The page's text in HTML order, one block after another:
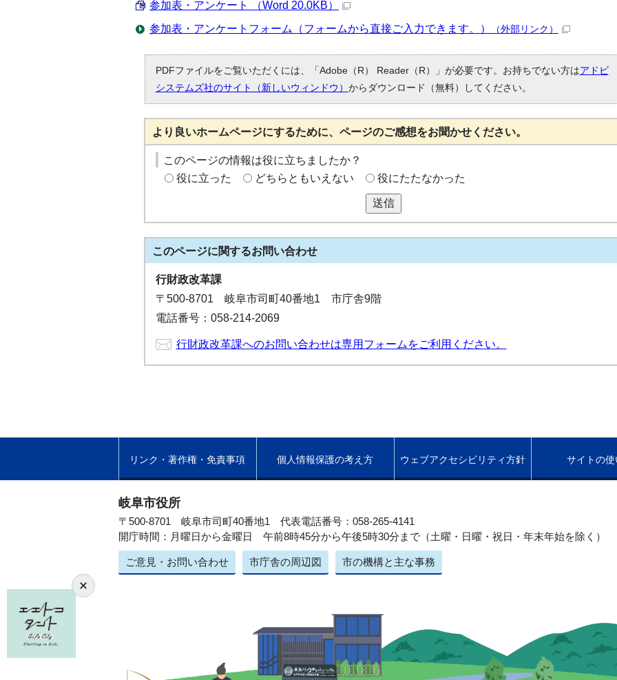
参加表・アンケート （Word 20.0KB）
参加表・アンケートフォーム（フォームから直接ご入力できます。）
（外部リンク）
PDFファイルをご覧いただくには、「Adobe（R） Reader（R）」が必要です。お持ちでない方はアドビ
システムズ社のサイト（新しいウィンドウ） からダウンロード（無料）してください。
より良いホームページにするために、ページのご感想をお聞かせください。
このページの情報は役に立ちましたか？
役に立った
どちらともいえない 役にたたなかった
送信
このページに関するお問い合わせ
行財政改革課
〒500-8701 岐阜市司町40番地1 市庁舎9階
電話番号：058-214-2069
行財政改革課へのお問い合わせは専用フォームをご利用ください。
リンク・著作権・免責事項 個人情報保護の考え方 ウェブアクセシビリティ方針 サイトの使
岐阜市役所
〒500-8701 岐阜市司町40番地1 代表電話番号：058-265-4141
開庁時間：月曜日から金曜日 午前8時45分から午後5時30分まで（土曜・日曜・祝日・年末年始を除く）
ご意見・お問い合わせ 市庁舎の周辺図 市の機構と主な事務